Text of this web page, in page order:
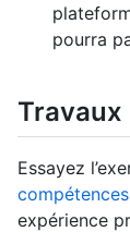
pourra
Essayez
expérience